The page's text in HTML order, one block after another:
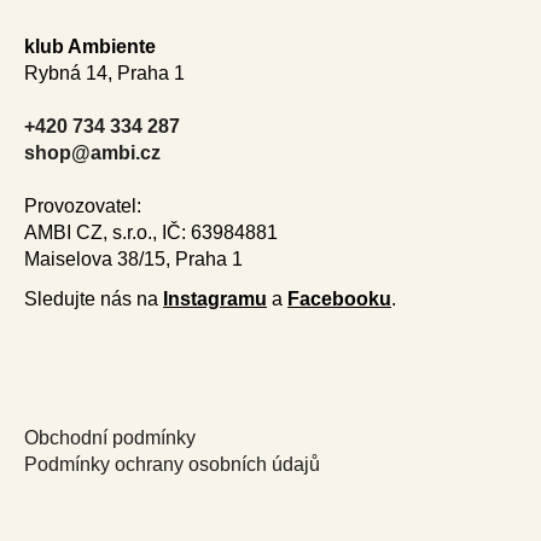
klub Ambiente
Rybná 14, Praha 1
+420 734 334 287
shop@ambi.cz
Provozovatel:
AMBI CZ, s.r.o., IČ: 63984881
Maiselova 38/15, Praha 1
Sledujte nás na Instagramu a Facebooku.
Obchodní podmínky
Podmínky ochrany osobních údajů